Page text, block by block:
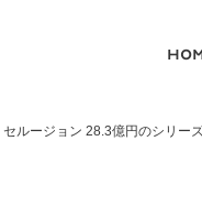
セルージョン 28.3億円のシリー